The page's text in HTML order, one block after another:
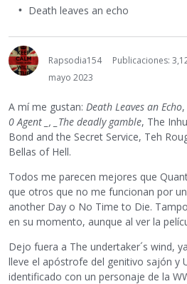
Death leaves an echo
Rapsodia154
Publicaciones:
mayo 2023
A mí me gustan: Death Leaves an Echo,
0 Agent _, _The deadly gamble, The
Bond and the Secret Service, Teh
Bellas of Hell.
Todos me parecen mejores que
que otros que no me funcionan por
another Day o No Time to Die.
en su momento, aunque al ver la
Dejo fuera a The undertaker´s wind,
lleve el apóstrofe del genitivo sajón y
identificado con un personaje de la